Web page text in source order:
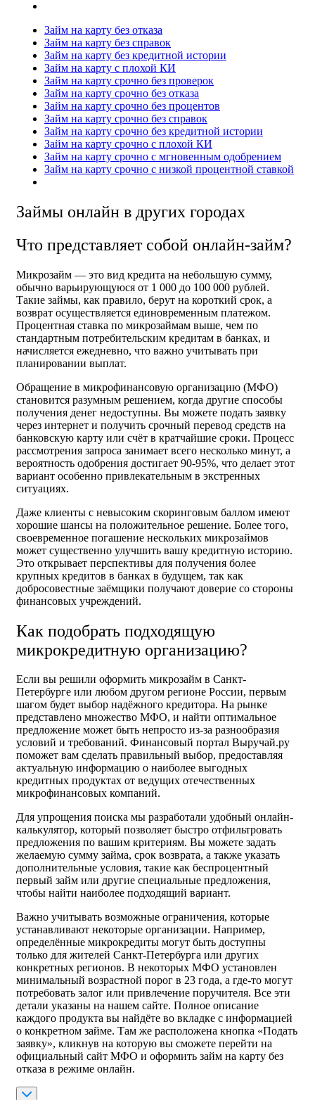
Займ на карту без отказа
Займ на карту без справок
Займ на карту без кредитной истории
Займ на карту с плохой КИ
Займ на карту срочно без проверок
Займ на карту срочно без отказа
Займ на карту срочно без процентов
Займ на карту срочно без справок
Займ на карту срочно без кредитной истории
Займ на карту срочно с плохой КИ
Займ на карту срочно с мгновенным одобрением
Займ на карту срочно с низкой процентной ставкой
Займы онлайн в других городах
Что представляет собой онлайн-займ?
Микрозайм — это вид кредита на небольшую сумму,
обычно варьирующуюся от 1 000 до 100 000 рублей.
Такие займы, как правило, берут на короткий срок, а
возврат осуществляется единовременным платежом.
Процентная ставка по микрозаймам выше, чем по
стандартным потребительским кредитам в банках, и
начисляется ежедневно, что важно учитывать при
планировании выплат.
Обращение в микрофинансовую организацию (МФО)
становится разумным решением, когда другие способы
получения денег недоступны. Вы можете подать заявку
через интернет и получить срочный перевод средств на
банковскую карту или счёт в кратчайшие сроки. Процесс
рассмотрения запроса занимает всего несколько минут, а
вероятность одобрения достигает 90-95%, что делает этот
вариант особенно привлекательным в экстренных
ситуациях.
Даже клиенты с невысоким скоринговым баллом имеют
хорошие шансы на положительное решение. Более того,
своевременное погашение нескольких микрозаймов
может существенно улучшить вашу кредитную историю.
Это открывает перспективы для получения более
крупных кредитов в банках в будущем, так как
добросовестные заёмщики получают доверие со стороны
финансовых учреждений.
Как подобрать подходящую
микрокредитную организацию?
Если вы решили оформить микрозайм в Санкт-
Петербурге или любом другом регионе России, первым
шагом будет выбор надёжного кредитора. На рынке
представлено множество МФО, и найти оптимальное
предложение может быть непросто из-за разнообразия
условий и требований. Финансовый портал Выручай.ру
поможет вам сделать правильный выбор, предоставляя
актуальную информацию о наиболее выгодных
кредитных продуктах от ведущих отечественных
микрофинансовых компаний.
Для упрощения поиска мы разработали удобный онлайн-
калькулятор, который позволяет быстро отфильтровать
предложения по вашим критериям. Вы можете задать
желаемую сумму займа, срок возврата, а также указать
дополнительные условия, такие как беспроцентный
первый займ или другие специальные предложения,
чтобы найти наиболее подходящий вариант.
Важно учитывать возможные ограничения, которые
устанавливают некоторые организации. Например,
определённые микрокредиты могут быть доступны
только для жителей Санкт-Петербурга или других
конкретных регионов. В некоторых МФО установлен
минимальный возрастной порог в 23 года, а где-то могут
потребовать залог или привлечение поручителя. Все эти
детали указаны на нашем сайте. Полное описание
каждого продукта вы найдёте во вкладке с информацией
о конкретном займе. Там же расположена кнопка «Подать
заявку», кликнув на которую вы сможете перейти на
официальный сайт МФО и оформить займ на карту без
отказа в режиме онлайн.